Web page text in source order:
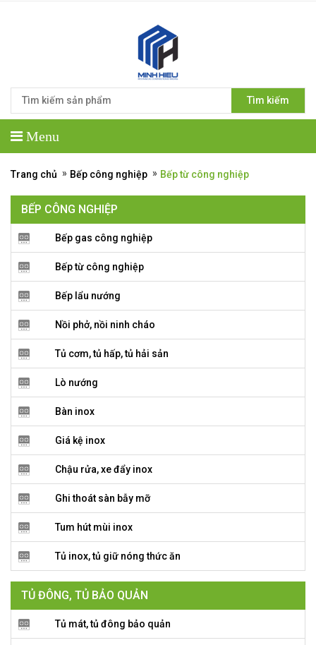
Tìm kiếm
Menu
Trang chủ » Bếp công nghiệp » Bếp từ công nghiệp
BẾP CÔNG NGHIỆP
Bếp gas công nghiệp
Bếp từ công nghiệp
Bếp lẩu nướng
Nồi phở, nồi ninh cháo
Tủ cơm, tủ hấp, tủ hải sản
Lò nướng
Bàn inox
Giá kệ inox
Chậu rửa, xe đẩy inox
Ghi thoát sàn bẫy mỡ
Tum hút mùi inox
Tủ inox, tủ giữ nóng thức ăn
TỦ ĐÔNG, TỦ BẢO QUẢN
Tủ mát, tủ đông bảo quản